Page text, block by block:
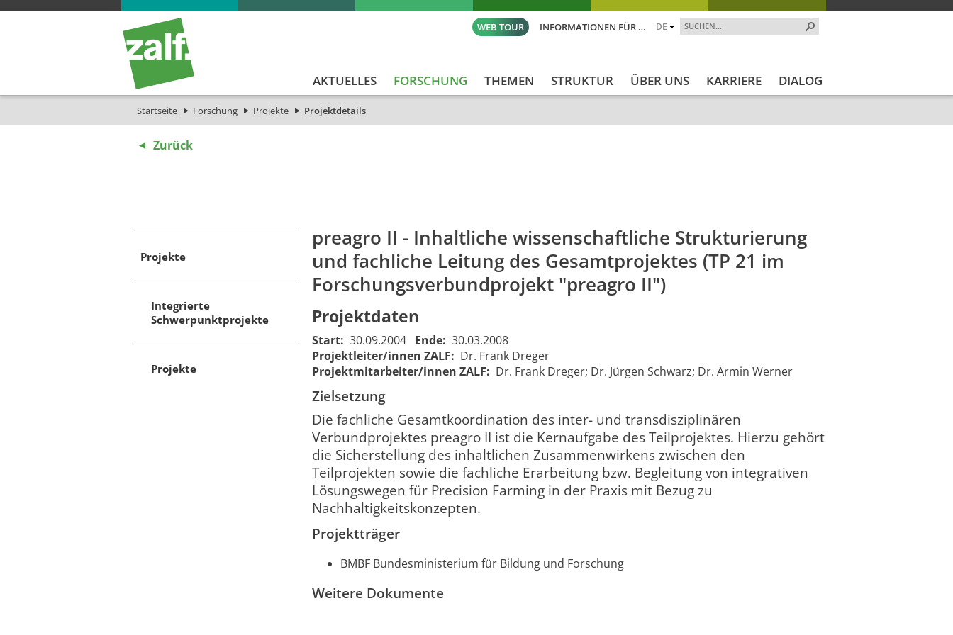
DE
INFORMATIONEN FÜR …
WEB TOUR
AKTUELLES FORSCHUNG THEMEN STRUKTUR ÜBER UNS KARRIERE DIALOG
Startseite Forschung Projekte Projektdetails
Projekte
Integrierte
Schwerpunktprojekte
Projekte
878
preagro II - Inhaltliche
wissenschaftliche
Strukturierung und
fachliche Leitung des
Gesamtprojektes (TP 21 im
Forschungsverbundprojekt
"preagro II")
preagro II - Professional
management of the overall
project and scientific
"preagro II")
Zurück
preagro II - Inhaltliche wissenschaftliche Strukturierung
und fachliche Leitung des Gesamtprojektes (TP 21 im
Forschungsverbundprojekt "preagro II")
Projektdaten
Start: 30.09.2004 Ende: 30.03.2008
Projektleiter/innen ZALF: Dr. Frank Dreger
Projektmitarbeiter/innen ZALF: Dr. Frank Dreger; Dr. Jürgen Schwarz; Dr. Armin Werner
Zielsetzung
Die fachliche Gesamtkoordination des inter- und transdisziplinären
Verbundprojektes preagro II ist die Kernaufgabe des Teilprojektes. Hierzu gehört
die Sicherstellung des inhaltlichen Zusammenwirkens zwischen den
Teilprojekten sowie die fachliche Erarbeitung bzw. Begleitung von integrativen
Lösungswegen für Precision Farming in der Praxis mit Bezug zu
Nachhaltigkeitskonzepten.
Projektträger
BMBF Bundesministerium für Bildung und Forschung
Weitere Dokumente